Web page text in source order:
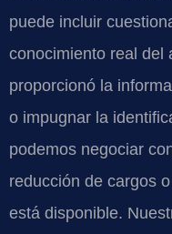
puede incluir
conocimiento real del
proporcionó la
o impugnar la
podemos negociar
reducción de cargos
está disponible.